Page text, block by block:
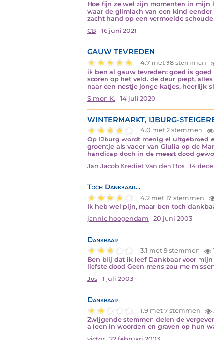
Hoe fijn ze wel zijn momenten in mijn
waar de glimlach van een kind
zacht hand op een vermoeide
CB
16 juni 2021
GAUW TEVREDEN
4.7 met 98 stemmen
ik ben al gauw tevreden: goed is
scoren op het veld. de deur piept,
naar een nestje jonge katjes, heerlijk
Simon K.
14 juli 2020
WINTERMARKT, IJBURG-
4.0 met 2 stemmen
Op IJburg wordt menig ei uitgebroed
groentje als vader van Giulia op de
handicap doch in de meest dood
Jan Jacob Krediet Van den Bos
14
Toch Dankbaar...
4.2 met 17 stemmen
Ik heb wel pijn, maar ben toch
jannie hoogendam
20 juni 2003
Dankbaar
3.1 met 9 stemmen
Ben blij dat ik leef Dankbaar voor
liefste dood Geen mens zou me
Jos
1 juli 2003
Dankbaar
1.9 met 7 stemmen
Zwijgende stemmen delen de
alleen in woorden en graven op hun